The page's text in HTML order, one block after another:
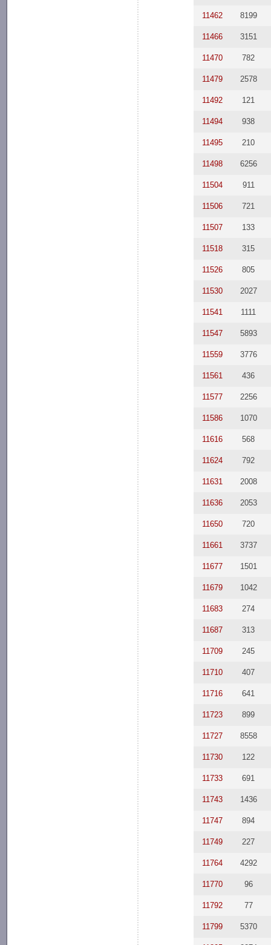
11462 8199
11466 3151
11470 782
11479 2578
11492 121
11494 938
11495 210
11498 6256
11504 911
11506 721
11507 133
11518 315
11526 805
11530 2027
11541 1111
11547 5893
11559 3776
11561 436
11577 2256
11586 1070
11616 568
11624 792
11631 2008
11636 2053
11650 720
11661 3737
11677 1501
11679 1042
11683 274
11687 313
11709 245
11710 407
11716 641
11723 899
11727 8558
11730 122
11733 691
11743 1436
11747 894
11749 227
11764 4292
11770 96
11792 77
11799 5370